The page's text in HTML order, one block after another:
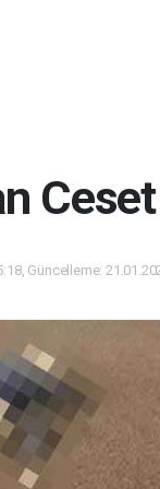
Ceset
Güncelleme: